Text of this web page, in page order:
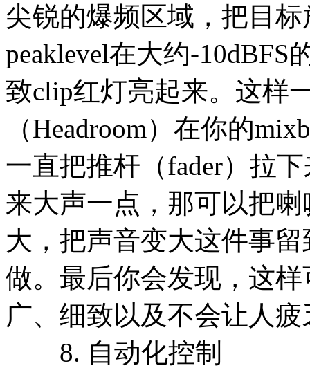
尖锐的爆频区域，把目
peaklevel在大约-
致clip红灯亮起来。这样
（Headroom）在你的
一直把推杆（fader）拉
来大声一点，那可以把
大，把声音变大这件事
做。最后你会发现，这
广、细致以及不会让人疲
8. 自动化控制